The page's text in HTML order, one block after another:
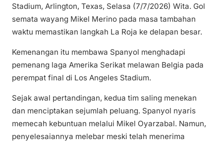
Stadium, Arlington, Texas, Selasa (7/7/2026) Wita. Gol
semata wayang Mikel Merino pada masa tambahan
waktu memastikan langkah La Roja ke delapan besar.
Kemenangan itu membawa Spanyol menghadapi
pemenang laga Amerika Serikat melawan Belgia pada
perempat final di Los Angeles Stadium.
Sejak awal pertandingan, kedua tim saling menekan
dan menciptakan sejumlah peluang. Spanyol nyaris
memecah kebuntuan melalui Mikel Oyarzabal. Namun,
penyelesaiannya melebar meski telah menerima